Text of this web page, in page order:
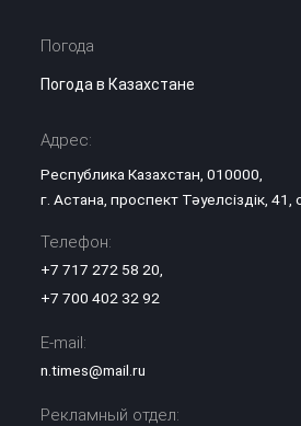
Погода
Погода в Казахстане
Адрес:
Республика Казахстан, 010000,
г. Астана, проспект Тәуелсіздік, 41,
Телефон:
+7 717 272 58 20
+7 700 402 32 92
E-mail:
n.times@mail.ru
Рекламный отдел: